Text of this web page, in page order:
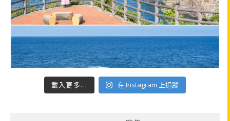
載入更多... 在 Instagram 上追蹤